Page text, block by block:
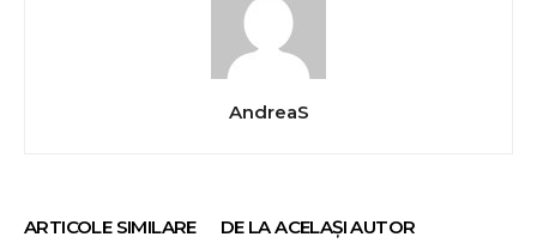
AndreaS
ARTICOLE SIMILARE DE LA ACELAȘI AUTOR